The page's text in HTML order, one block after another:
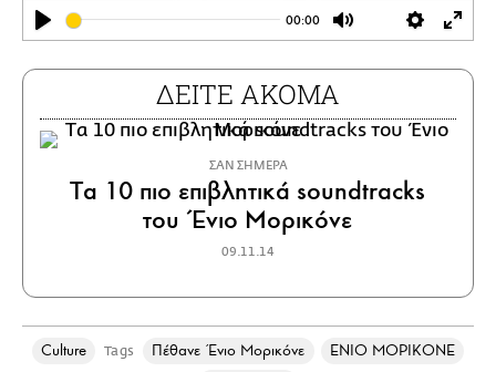
Play
00:00
Mute Settings
ΔΕΙΤΕ ΑΚΟΜΑ
ΣΑΝ ΣΗΜΕΡΑ
Tα 10 πιο επιβλητικά soundtracks
του Ένιο Μορικόνε
09.11.14
Culture Tags Πέθανε Ένιο Μορικόνε
ΕΝΙΟ ΜΟΡΙΚΟΝΕ